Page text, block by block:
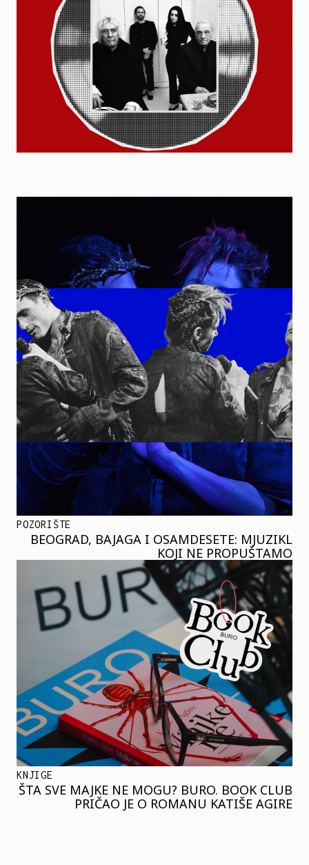
POZORIŠTE
BEOGRAD, BAJAGA I OSAMDESETE: MJUZIKL
KOJI NE PROPUŠTAMO
KNJIGE
ŠTA SVE MAJKE NE MOGU? BURO. BOOK CLUB
PRIČAO JE O ROMANU KATIŠE AGIRE